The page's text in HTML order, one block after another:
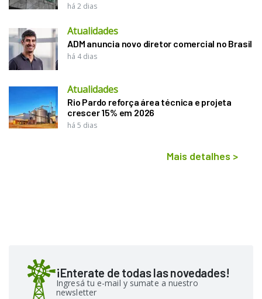
há 2 dias
Atualidades
ADM anuncia novo diretor comercial no Brasil
há 4 dias
Atualidades
Rio Pardo reforça área técnica e projeta
crescer 15% em 2026
há 5 dias
Mais detalhes >
¡Enterate de todas las novedades!
Ingresá tu e-mail y sumate a nuestro
newsletter